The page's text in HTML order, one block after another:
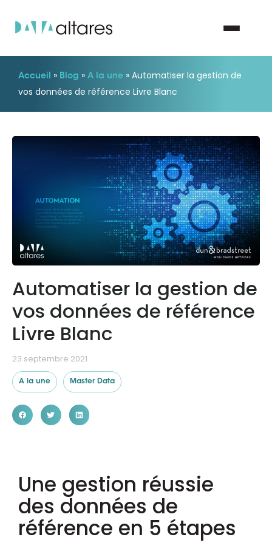
Nous contacter
Vos enjeux
Nos data
Ressources
Accueil » Blog » A la une » Automatiser la gestion de
vos données de référence Livre Blanc
Automatiser la gestion de
vos données de référence
Livre Blanc
23 septembre 2021
A la une Master Data
Une gestion réussie
des données de
référence en 5 étapes